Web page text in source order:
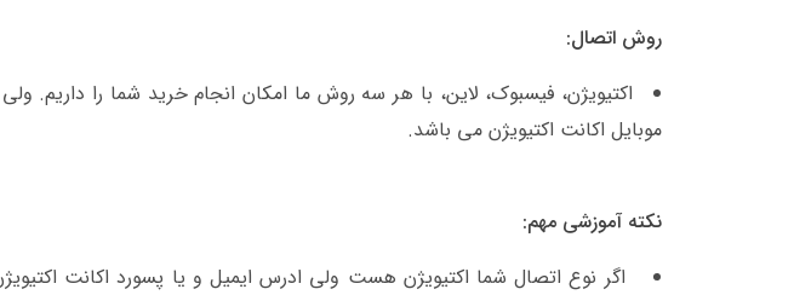
روش اتصال:
اکتیویژن، فیسبوک، لاین، با هر سه روش ما امکان انجام خرید شما را داریم.
موبایل اکانت اکتیویژن می باشد.
نکته آموزشی مهم:
اگر نوع اتصال شما اکتیویژن هست ولی ادرس ایمیل و یا پسورد اکانت